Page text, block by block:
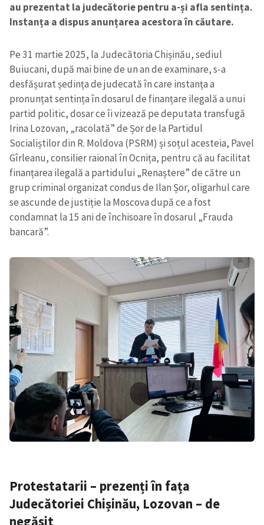
au prezentat la judecătorie pentru a-și afla sentința.
Instanța a dispus anunțarea acestora în căutare.
Pe 31 martie 2025, la Judecătoria Chișinău, sediul
Buiucani, după mai bine de un an de examinare, s-a
desfășurat ședința de judecată în care instanța a
pronunțat sentința în dosarul de finanțare ilegală a unui
partid politic, dosar ce îi vizează pe deputata transfugă
Irina Lozovan, „racolată” de Șor de la Partidul
Socialiștilor din R. Moldova (PSRM) și soțul acesteia, Pavel
Gîrleanu, consilier raional în Ocnița, pentru că au facilitat
finanțarea ilegală a partidului „Renaștere” de către un
grup criminal organizat condus de Ilan Șor, oligarhul care
se ascunde de justiție la Moscova după ce a fost
condamnat la 15 ani de închisoare în dosarul „Frauda
bancară”.
Protestatarii – prezenți în fața
Judecătoriei Chișinău, Lozovan – de
negăsit